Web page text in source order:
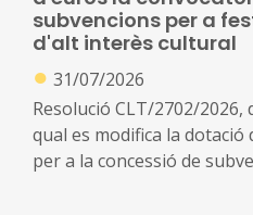
subvencions per a
d'alt interès cultural
● 31/07/2026
Resolució CLT/2702/2026,
qual es modifica la dotació
per a la concessió de